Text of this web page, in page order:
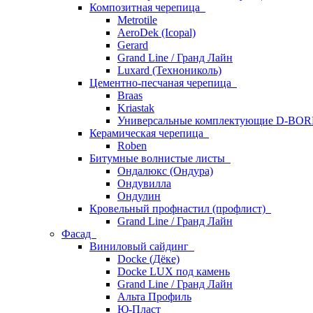
Композитная черепица
Metrotile
AeroDek (Icopal)
Gerard
Grand Line / Гранд Лайн
Luxard (Технониколь)
Цементно-песчаная черепица
Braas
Kriastak
Универсальные комплектующие D-
Керамическая черепица
Roben
Битумные волнистые листы
Ондалюкс (Ондура)
Ондувилла
Ондулин
Кровельный профнастил (профлист)
Grand Line / Гранд Лайн
Фасад
Виниловый сайдинг
Docke (Дёке)
Docke LUX под камень
Grand Line / Гранд Лайн
Альта Профиль
Ю-Пласт